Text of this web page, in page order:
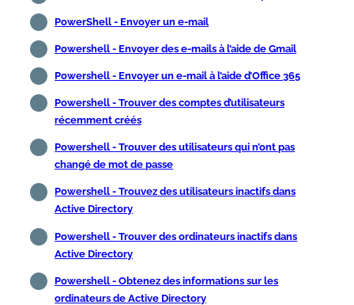
PowerShell - Envoyer un e-mail
Powershell - Envoyer des e-mails à l’aide de Gmail
Powershell - Envoyer un e-mail à l’aide d’Office 365
Powershell - Trouver des comptes d’utilisateurs
récemment créés
Powershell - Trouver des utilisateurs qui n’ont pas
changé de mot de passe
Powershell - Trouvez des utilisateurs inactifs dans
Active Directory
Powershell - Trouver des ordinateurs inactifs dans
Active Directory
Powershell - Obtenez des informations sur les
ordinateurs de Active Directory